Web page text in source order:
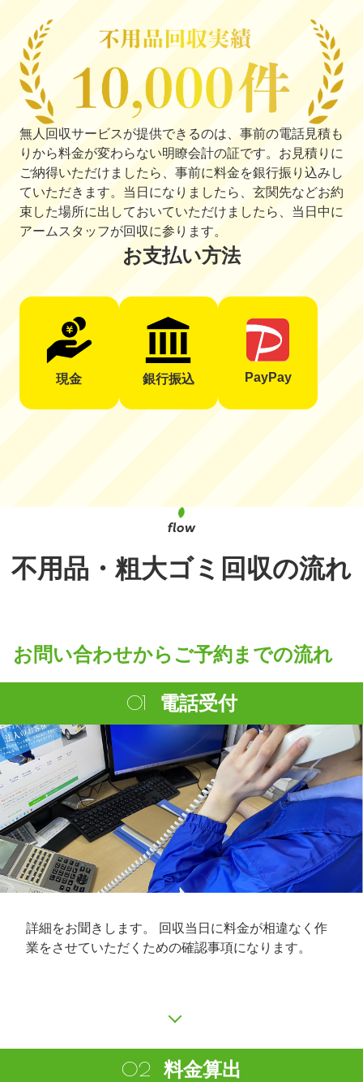
無人回収サービスが提供できるのは、事前の電話見積も
りから料金が変わらない明瞭会計の証です。お見積りに
ご納得いただけましたら、事前に料金を銀行振り込みし
ていただきます。当日になりましたら、玄関先などお約
束した場所に出しておいていただけましたら、当日中に
アームスタッフが回収に参ります。
お支払い方法
現金 銀行振込 PayPay
不用品・粗大ゴミ回収の流れ
お問い合わせからご予約までの流れ
電話受付
詳細をお聞きします。 回収当日に料金が相違なく作
業をさせていただくための確認事項になります。
料金算出